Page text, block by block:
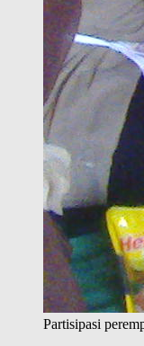
Partisipasi